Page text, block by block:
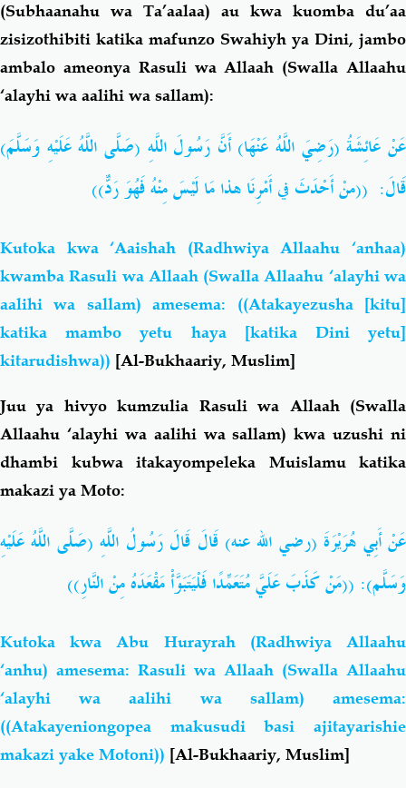
(Subhaanahu wa Ta’aalaa) au kwa kuomba du’aa
zisizothibiti katika mafunzo Swahiyh ya Dini, jambo
ambalo ameonya Rasuli wa Allaah (Swalla Allaahu
‘alayhi wa aalihi wa sallam):
عَنْ عَائِشَةُ (رَضِيَ اللَّهُ عَنْهَا) أَنَّ رَسُولَ اللَّهِ (صَلَّى اللَّهُ عَلَيْهِ وَسَلَّمَ)
قَالَ: ((منْ أَحْدَثَ في أَمْرِنَا هذا مَا لَيْسَ مِنْهُ فَهُوَ رَدٌّ))
Kutoka kwa ‘Aaishah (Radhwiya Allaahu ‘anhaa)
kwamba Rasuli wa Allaah (Swalla Allaahu ‘alayhi wa
aalihi wa sallam) amesema: ((Atakayezusha [kitu]
katika mambo yetu haya [katika Dini yetu]
kitarudishwa)) [Al-Bukhaariy, Muslim]
Juu ya hivyo kumzulia Rasuli wa Allaah (Swalla
Allaahu ‘alayhi wa aalihi wa sallam) kwa uzushi ni
dhambi kubwa itakayompeleka Muislamu katika
makazi ya Moto:
عَنْ أَبِي هُرَيْرَةَ (رضي الله عنه) قَالَ قَالَ رَسُولُ اللَّهِ (صَلَّى اللَّهُ عَلَيْهِ
وَسَلَّم): ((مَنْ كَذَبَ عَلَيَّ مُتَعَمِّدًا فَلْيَتَبَوَّأْ مَقْعَدَهُ مِنْ النَّارِ))
Kutoka kwa Abu Hurayrah (Radhwiya Allaahu
‘anhu) amesema: Rasuli wa Allaah (Swalla Allaahu
‘alayhi wa aalihi wa sallam) amesema:
((Atakayeniongopea makusudi basi ajitayarishie
makazi yake Motoni)) [Al-Bukhaariy, Muslim]